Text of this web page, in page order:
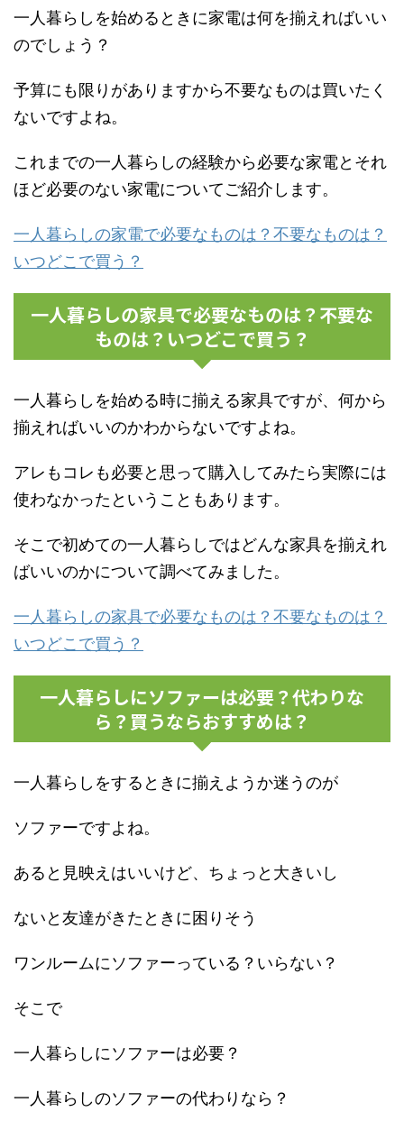
一人暮らしを始めるときに家電は何を揃えればいい
のでしょう？
予算にも限りがありますから不要なものは買いたく
ないですよね。
これまでの一人暮らしの経験から必要な家電とそれ
ほど必要のない家電についてご紹介します。
一人暮らしの家電で必要なものは？不要なものは？
いつどこで買う？
一人暮らしの家具で必要なものは？不要な
ものは？いつどこで買う？
一人暮らしを始める時に揃える家具ですが、何から
揃えればいいのかわからないですよね。
アレもコレも必要と思って購入してみたら実際には
使わなかったということもあります。
そこで初めての一人暮らしではどんな家具を揃えれ
ばいいのかについて調べてみました。
一人暮らしの家具で必要なものは？不要なものは？
いつどこで買う？
一人暮らしにソファーは必要？代わりな
ら？買うならおすすめは？
一人暮らしをするときに揃えようか迷うのが
ソファーですよね。
あると見映えはいいけど、ちょっと大きいし
ないと友達がきたときに困りそう
ワンルームにソファーっている？いらない？
そこで
一人暮らしにソファーは必要？
一人暮らしのソファーの代わりなら？